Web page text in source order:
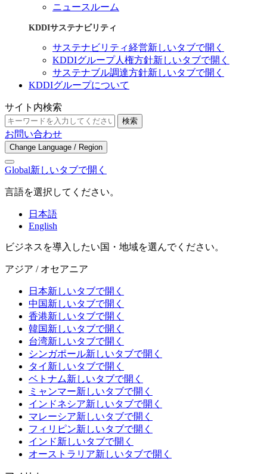
ニュースルーム
KDDIサステナビリティ
サステナビリティ経営新しいタブで開く
KDDIグループ人権方針新しいタブで開く
サステナブル調達方針新しいタブで開く
KDDIグループについて
サイト内検索
検索
お問い合わせ
Change Language / Region
Global新しいタブで開く
言語を選択してください。
日本語
English
ビジネスを導入したい国・地域を選んでください。
アジア / オセアニア
日本新しいタブで開く
中国新しいタブで開く
香港新しいタブで開く
韓国新しいタブで開く
台湾新しいタブで開く
シンガポール新しいタブで開く
タイ 新しいタブで開く
ベトナム新しいタブで開く
ミャンマー新しいタブで開く
インドネシア新しいタブで開く
マレーシア新しいタブで開く
フィリピン新しいタブで開く
インド新しいタブで開く
オーストラリア新しいタブで開く